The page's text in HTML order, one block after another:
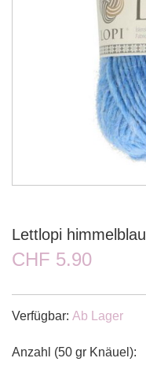
Lettlopi himmelblau
CHF 5.90
Verfügbar: Ab Lager
Anzahl (50 gr Knäuel):